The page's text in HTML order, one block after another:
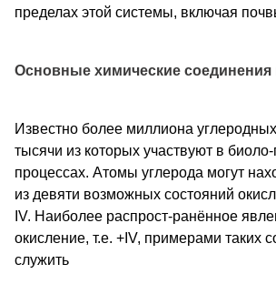
пределах этой системы, включая
Основные химические соединения
Известно более миллиона
тысячи из которых участвуют в биоло-
процессах. Атомы углерода могут
из девяти возможных состояний
IV. Наиболее распрост-ранённое
окисление, т.е. +IV, примерами таких
служить